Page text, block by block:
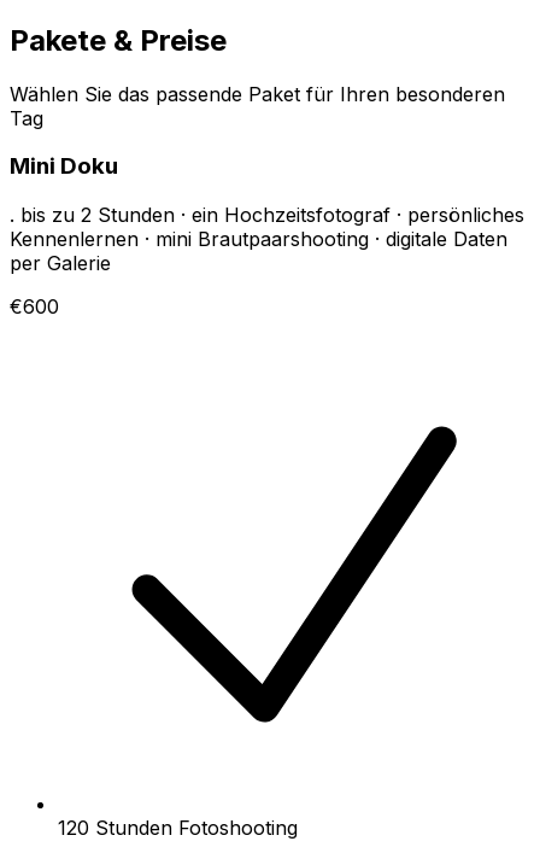
Pakete & Preise
Wählen Sie das passende Paket für Ihren besonderen
Tag
Mini Doku
. bis zu 2 Stunden · ein Hochzeitsfotograf · persönliches
Kennenlernen · mini Brautpaarshooting · digitale Daten
per Galerie
€600
120 Stunden Fotoshooting